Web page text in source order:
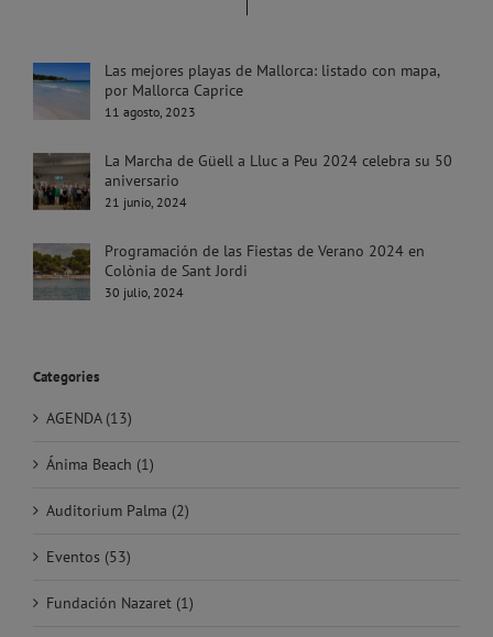
Las mejores playas de Mallorca: listado con mapa,
por Mallorca Caprice
11 agosto, 2023
La Marcha de Güell a Lluc a Peu 2024 celebra su 50
aniversario
21 junio, 2024
Programación de las Fiestas de Verano 2024 en
Colònia de Sant Jordi
30 julio, 2024
Categories
AGENDA (13)
Ánima Beach (1)
Auditorium Palma (2)
Eventos (53)
Fundación Nazaret (1)